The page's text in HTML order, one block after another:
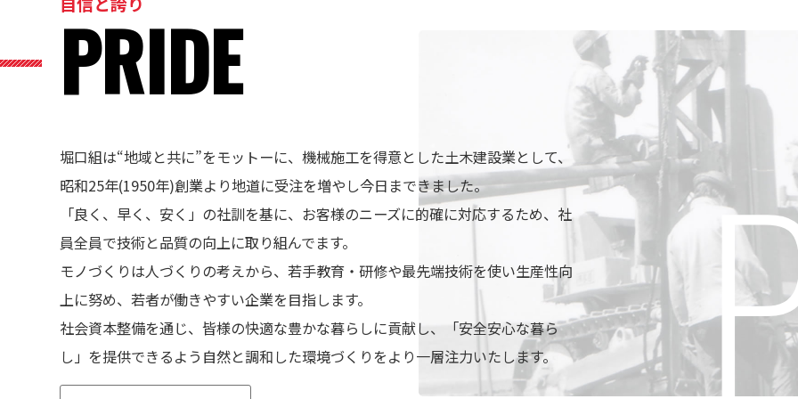
PRIDE
堀口組は“地域と共に”をモットーに、機械施工を得意とした土木建設業として、
昭和25年(1950年)創業より地道に受注を増やし今日まできました。
「良く、早く、安く」の社訓を基に、お客様のニーズに的確に対応するため、社
員全員で技術と品質の向上に取り組んでます。
モノづくりは人づくりの考えから、若手教育・研修や最先端技術を使い生産性向
上に努め、若者が働きやすい企業を目指します。
社会資本整備を通じ、皆様の快適な豊かな暮らしに貢献し、「安全安心な暮ら
し」を提供できるよう自然と調和した環境づくりをより⼀層注力いたします。